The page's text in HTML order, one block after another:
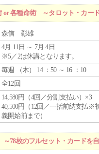
or 各種命術 ～タロット・カー
森信 彰雄
4月 11日 ～ 7月 4日
※5／2は休講となります。
毎週 （木） 14 ：50 ～ 16 ：10
全12回
14,580円（4回／分割支払い）×3
40,500円（12回／一括前納支払※
義開始前まで）
78枚のフルセット・カードを